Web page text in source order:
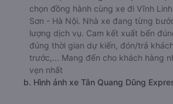
chọn đồng hành cùng xe đi Vĩnh
Sơn - Hà Nội. Nhà xe đang từng
lượng dịch vụ. Cam kết xuất bến
đúng thời gian dự kiến, đón/trả
trước,... Mang đến cho khách hàng
vẹn nhất
b. Hình ảnh xe Tân Quang Dũng